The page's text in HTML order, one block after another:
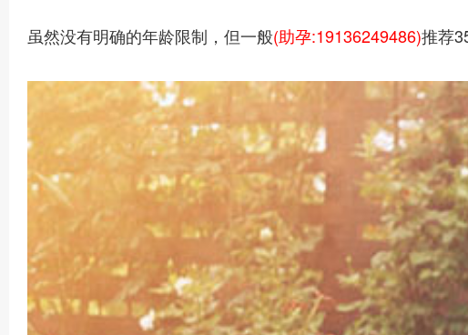
虽然没有明确的年龄限制，但一般(助孕:19136249486)推荐